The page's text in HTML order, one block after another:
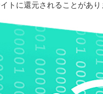
トに還元されることがあり